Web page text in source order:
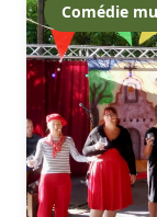
Comédie